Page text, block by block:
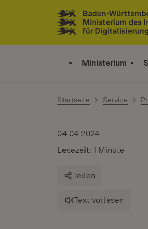
Zum Inhalt springen
Link zur Startseite
Ministerium
Startseite Service
04.04.2024
Lesezeit: 1 Minute
Teilen
Text vorlesen